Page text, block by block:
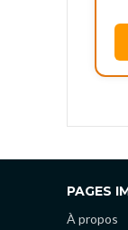
PAGES
À propos